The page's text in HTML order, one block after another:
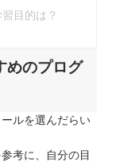
目的は？
すめ9選！目
めのプログ
ルを選んだらい
考に、自分の目